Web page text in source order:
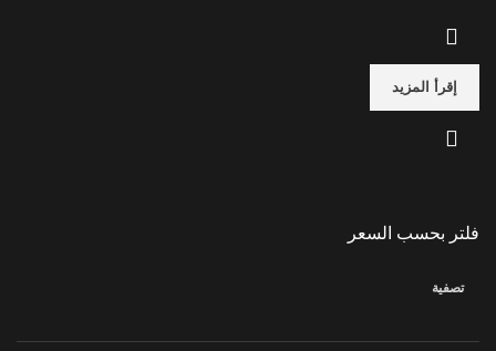
فلتر بحسب السعر
تصفية
إقرأ المزيد